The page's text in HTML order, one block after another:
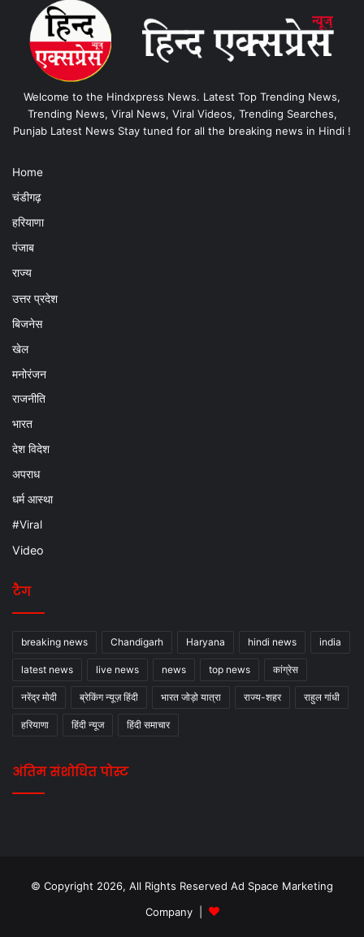
Welcome to the Hindxpress News. Latest Top Trending News,
Trending News, Viral News, Viral Videos, Trending Searches,
Punjab Latest News Stay tuned for all the breaking news in Hindi !
Home
चंडीगढ़
हरियाणा
पंजाब
राज्य
उत्तर प्रदेश
बिजनेस
खेल
मनोरंजन
राजनीति
भारत
देश विदेश
अपराध
धर्म आस्था
#Viral
Video
टैग
breaking news Chandigarh Haryana hindi news india
latest news live news news top news कांग्रेस
नरेंद्र मोदी ब्रेकिंग न्यूज़ हिंदी भारत जोड़ो यात्रा राज्य-शहर राहुल गांधी
हरियाणा हिंदी न्यूज हिंदी समाचार
अंतिम संशोधित पोस्ट
© Copyright 2026, All Rights Reserved Ad Space Marketing
Company |